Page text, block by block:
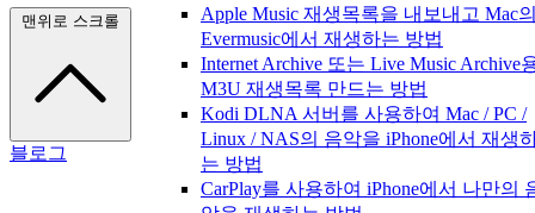
Apple Music 재생목록을 내보내고 Mac
Evermusic에서 재생하는 방법
Internet Archive 또는 Live Music Archive
M3U 재생목록 만드는 방법
Kodi DLNA 서버를 사용하여 Mac / PC /
Linux / NAS의 음악을 iPhone에서 재생
는 방법
CarPlay를 사용하여 iPhone에서 나만의
맨위로 스크롤
블로그